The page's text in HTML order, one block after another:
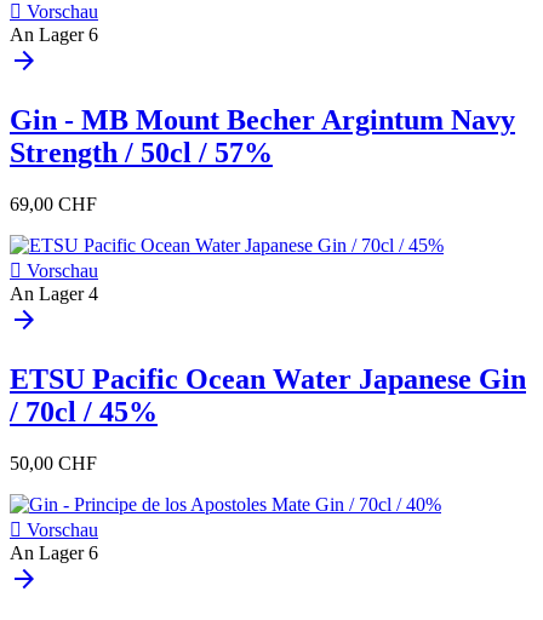
 Vorschau
An Lager 6
arrow_forward
Gin - MB Mount Becher Argintum Navy
Strength / 50cl / 57%
69,00 CHF
 Vorschau
An Lager 4
arrow_forward
ETSU Pacific Ocean Water Japanese Gin
/ 70cl / 45%
50,00 CHF
 Vorschau
An Lager 6
arrow_forward